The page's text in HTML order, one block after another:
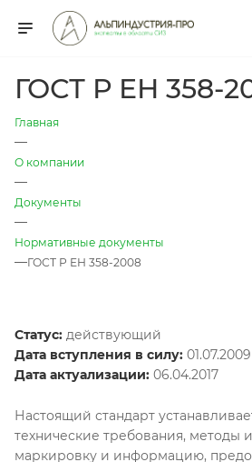
ГОСТ Р ЕН 358-
Главная
—
О компании
—
Документы
—
Нормативные документы
—ГОСТ Р ЕН 358-2008
Статус: действующий
Дата вступления в силу: 01.07.2009
Дата актуализации: 06.04.2017
Настоящий стандарт
технические требования, методы
маркировку и информацию,